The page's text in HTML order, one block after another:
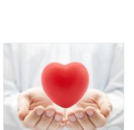
。
になれたら良いなと思っ
ております。
金、クレームはご対応で